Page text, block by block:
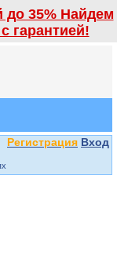
до 35% Найдем
гарантией!
Регистрация Вход